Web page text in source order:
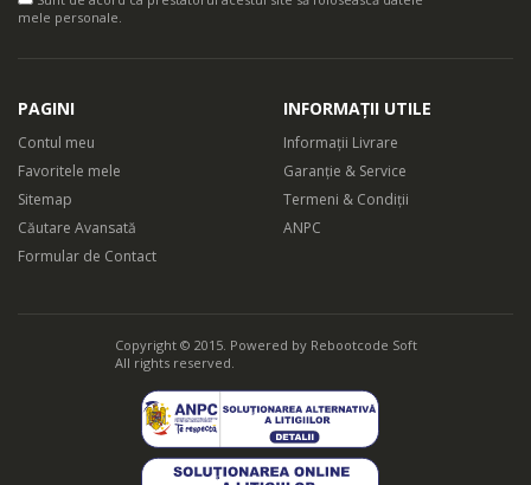
mele personale.
PAGINI
Contul meu
Favoritele mele
Sitemap
Căutare Avansată
Formular de Contact
INFORMAȚII UTILE
Informații Livrare
Garanție & Service
Termeni & Condiții
ANPC
Copyright © 2015. Powered by Rebootcode Soft
All rights reserved.